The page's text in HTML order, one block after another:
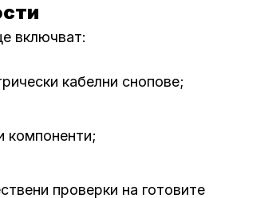
включват:
кабелни снопове;
компоненти;
проверки на готовите